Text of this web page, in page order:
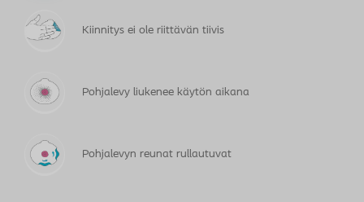
Kiinnitys ei ole riittävän tiivis
Pohjalevy liukenee käytön aikana
Pohjalevyn reunat rullautuvat